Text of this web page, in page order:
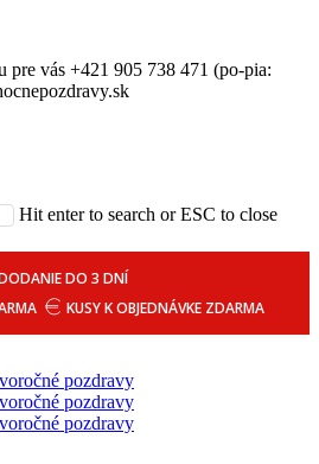
pre vás +421 905 738 471 (po-pia:
Hit enter to search or ESC to close
DO 3 DNÍ
KUSY K OBJEDNÁVKE ZDARMA